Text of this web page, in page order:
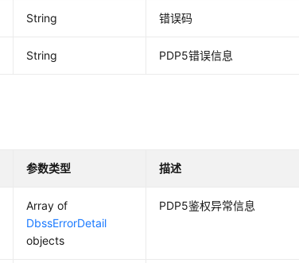
String 错误码
String PDP5错误信息
参数类型 描述
Array of
DbssErrorDetail
objects
PDP5鉴权异常信息